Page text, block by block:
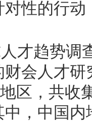
性的行
才趋势调
会人才
区，共收
，中国